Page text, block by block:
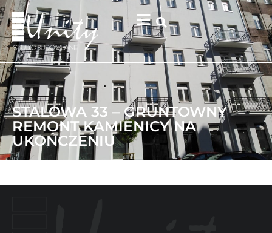
STALOWA 33 – GRUNTOWNY
REMONT KAMIENICY NA
UKOŃCZENIU